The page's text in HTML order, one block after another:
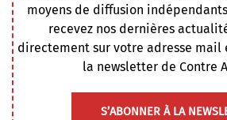
moyens de diffusion
recevez nos dernières
directement sur votre adresse mail
la newsletter de Contre
S’ABONNER À LA